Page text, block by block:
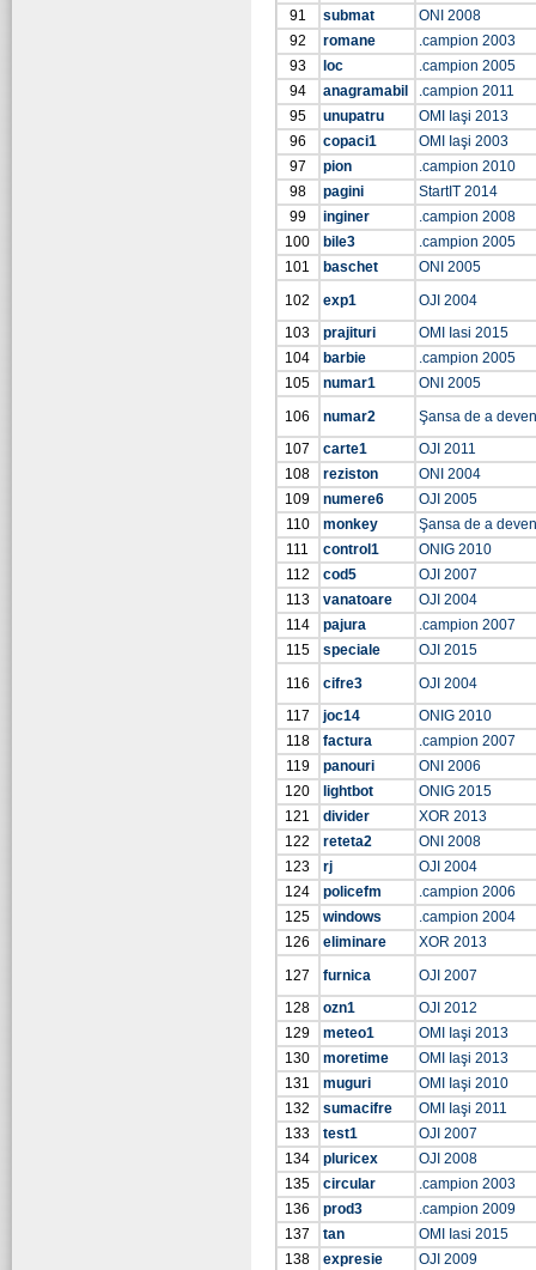
91
submat
ONI 2008
92
romane
.campion 2003
93
loc
.campion 2005
94
anagramabil
.campion 2011
95
unupatru
OMI Iaşi 2013
96
copaci1
OMI Iaşi 2003
97
pion
.campion 2010
98
pagini
StartIT 2014
99
inginer
.campion 2008
100
bile3
.campion 2005
101
baschet
ONI 2005
102
exp1
OJI 2004
103
prajituri
OMI Iasi 2015
104
barbie
.campion 2005
105
numar1
ONI 2005
106
numar2
Şansa de a
107
carte1
OJI 2011
108
reziston
ONI 2004
109
numere6
OJI 2005
110
monkey
Şansa de a
111
control1
ONIG 2010
112
cod5
OJI 2007
113
vanatoare
OJI 2004
114
pajura
.campion 2007
115
speciale
OJI 2015
116
cifre3
OJI 2004
117
joc14
ONIG 2010
118
factura
.campion 2007
119
panouri
ONI 2006
120
lightbot
ONIG 2015
121
divider
XOR 2013
122
reteta2
ONI 2008
123
rj
OJI 2004
124
policefm
.campion 2006
125
windows
.campion 2004
126
eliminare
XOR 2013
127
furnica
OJI 2007
128
ozn1
OJI 2012
129
meteo1
OMI Iaşi 2013
130
moretime
OMI Iaşi 2013
131
muguri
OMI Iaşi 2010
132
sumacifre
OMI Iaşi 2011
133
test1
OJI 2007
134
pluricex
OJI 2008
135
circular
.campion 2003
136
prod3
.campion 2009
137
tan
OMI Iasi 2015
138
expresie OJI 2009